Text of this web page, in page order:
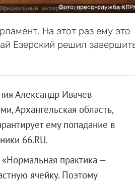
Фото: пресс-служба
На этот раз ему это
Езерский решил
Александр Ивачев
Архангельская область,
ему попадание в
66.RU.
практика —
ячейку. Поэтому